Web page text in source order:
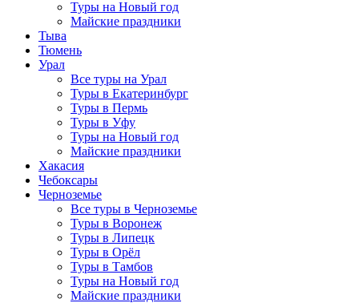
Туры на Новый год
Майские праздники
Тыва
Тюмень
Урал
Все туры на Урал
Туры в Екатеринбург
Туры в Пермь
Туры в Уфу
Туры на Новый год
Майские праздники
Хакасия
Чебоксары
Черноземье
Все туры в Черноземье
Туры в Воронеж
Туры в Липецк
Туры в Орёл
Туры в Тамбов
Туры на Новый год
Майские праздники